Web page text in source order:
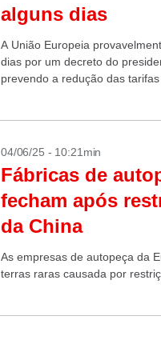
alguns dias
A União Europeia
dias por um decreto do
prevendo a redução das
04/06/25 - 10:21min
Fábricas de
fecham após
da China
As empresas de autopeça da
terras raras causada por